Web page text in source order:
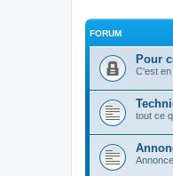
FORUM
Pour
C'est en
tout ce